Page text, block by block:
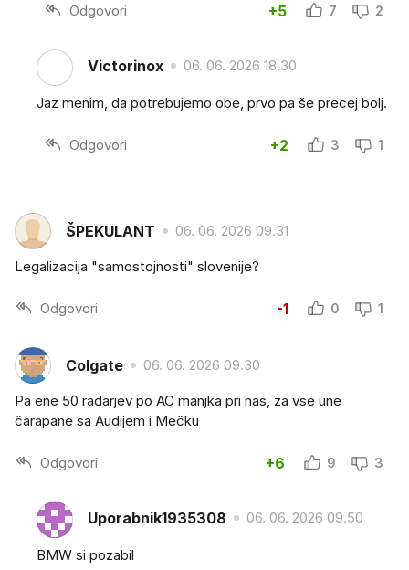
Odgovori +5 7 2
Victorinox 06. 06. 2026 18.30
Jaz menim, da potrebujemo obe, prvo pa še precej bolj.
Odgovori +2 3 1
ŠPEKULANT 06. 06. 2026 09.31
Legalizacija "samostojnosti" slovenije?
Odgovori -1 0 1
Colgate 06. 06. 2026 09.30
Pa ene 50 radarjev po AC manjka pri nas, za vse une
čarapane sa Audijem i Mečku
Odgovori +6 9 3
Uporabnik1935308 06. 06. 2026 09.50
BMW si pozabil